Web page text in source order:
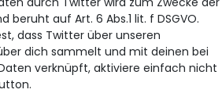
beruht auf Art. 6 Abs.1 lit. f DSGVO.
dass Twitter über unseren
dich sammelt und mit deinen bei
verknüpft, aktiviere einfach nicht